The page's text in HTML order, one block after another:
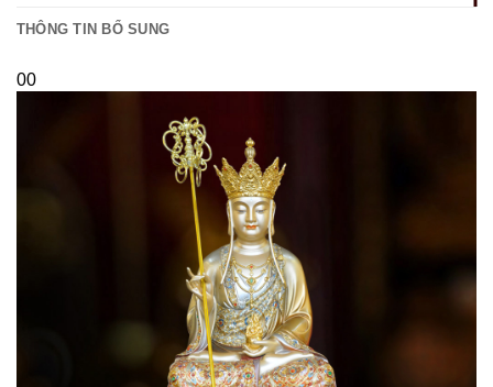
THÔNG TIN BỔ SUNG
00